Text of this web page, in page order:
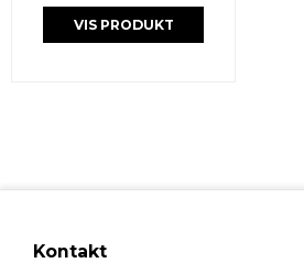
VIS PRODUKT
Kontakt